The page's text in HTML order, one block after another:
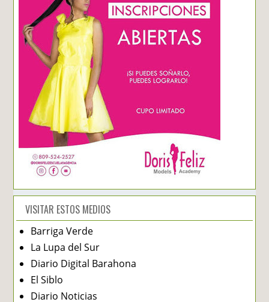
VISITAR ESTOS MEDIOS
Barriga Verde
La Lupa del Sur
Diario Digital Barahona
El Siblo
Diario Noticias